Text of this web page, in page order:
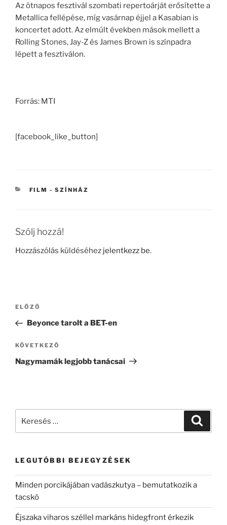
Az ötnapos fesztivál szombati repertoárját erősítette a
Metallica fellépése, míg vasárnap éjjel a Kasabian is
koncertet adott. Az elmúlt években mások mellett a
Rolling Stones, Jay-Z és James Brown is színpadra
lépett a fesztiválon.
Forrás: MTI
[facebook_like_button]
KATEGÓRIÁK
FILM - SZÍNHÁZ
Szólj hozzá!
Hozzászólás küldéséhez jelentkezz be.
Bejegyzés
Korábbi
bejegyzés
ELŐZŐ
Beyonce tarolt a BET-en
Következő
bejegyzés
KÖVETKEZŐ
Nagymamák legjobb tanácsai
LEGUTÓBBI BEJEGYZÉSEK
Minden porcikájában vadászkutya – bemutatkozik a
tacskó
Éjszaka viharos széllel markáns hidegfront érkezik